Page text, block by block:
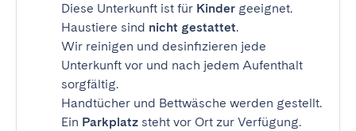
Diese Unterkunft ist für Kinder geeignet.
Haustiere sind nicht gestattet.
Wir reinigen und desinfizieren jede
Unterkunft vor und nach jedem Aufenthalt
sorgfältig.
Handtücher und Bettwäsche werden gestellt.
Ein Parkplatz steht vor Ort zur Verfügung.